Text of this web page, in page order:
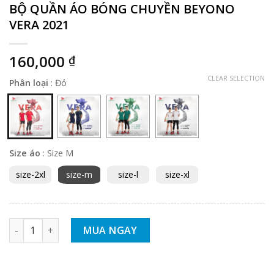
BỘ QUẦN ÁO BÓNG CHUYỀN BEYONO
VERA 2021
160,000 ₫
Phân loại : Đỏ
Size áo : Size M
size-2xl
size-m size-l size-xl
CLEAR SELECTION
BỘ QUẦN ÁO BÓNG CHUYỀN BEYONO VERA 2021 số lượng
MUA NGAY